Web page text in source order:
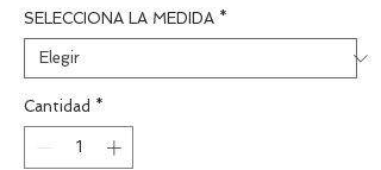
oferta
SELECCIONA LA MEDIDA *
Cantidad *